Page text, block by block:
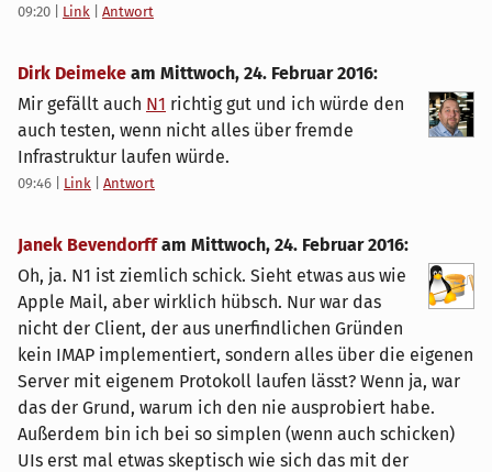
09:20 Link Antwort
Dirk Deimeke am Mittwoch, 24. Februar 2016:
Mir gefällt auch N1 richtig gut und ich würde den
auch testen, wenn nicht alles über fremde
Infrastruktur laufen würde.
09:46 Link Antwort
Janek Bevendorffam Mittwoch, 24. Februar 2016:
Oh, ja. N1 ist ziemlich schick. Sieht etwas aus wie
Apple Mail, aber wirklich hübsch. Nur war das
nicht der Client, der aus unerfindlichen Gründen
kein IMAP implementiert, sondern alles über die eigenen
Server mit eigenem Protokoll laufen lässt? Wenn ja, war
das der Grund, warum ich den nie ausprobiert habe.
Außerdem bin ich bei so simplen (wenn auch schicken)
UIs erst mal etwas skeptisch wie sich das mit der